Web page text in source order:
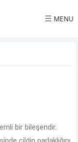
☰ MENU
bir bileşendir.